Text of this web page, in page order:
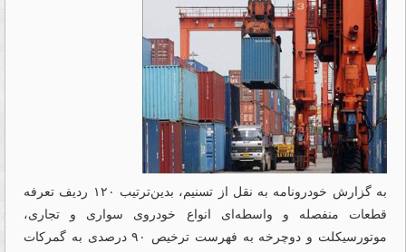
به گزارش خودرونامه به نقل از تسنیم، بدین‌ترتیب ۱۲۰ ردیف تعرفه
قطعات منفصله و واسطه‌‌‌ای انواع خودروی سواری و تجاری،
موتورسیکلت و دوچرخه به فهرست ترخیص ۹۰ درصدی به گمرکات